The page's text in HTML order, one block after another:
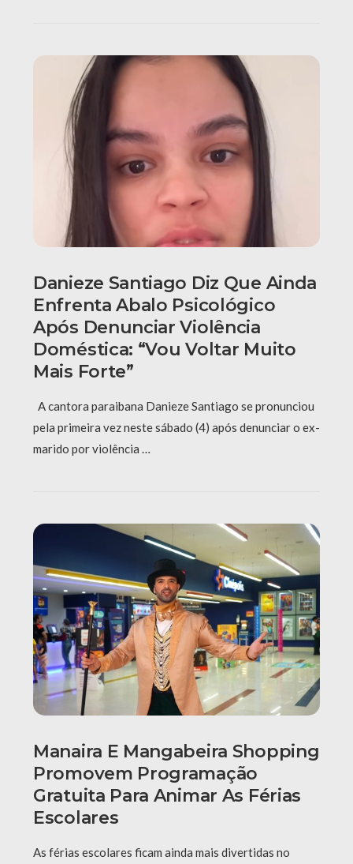
Danieze Santiago Diz Que Ainda
Enfrenta Abalo Psicológico
Após Denunciar Violência
Doméstica: “Vou Voltar Muito
Mais Forte”
A cantora paraibana Danieze Santiago se pronunciou
pela primeira vez neste sábado (4) após denunciar o ex-
marido por violência …
Manaira E Mangabeira Shopping
Promovem Programação
Gratuita Para Animar As Férias
Escolares
As férias escolares ficam ainda mais divertidas no